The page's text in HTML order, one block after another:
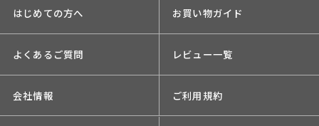
はじめての方へ お買い物ガイド
よくあるご質問 レビュー一覧
会社情報 ご利用規約